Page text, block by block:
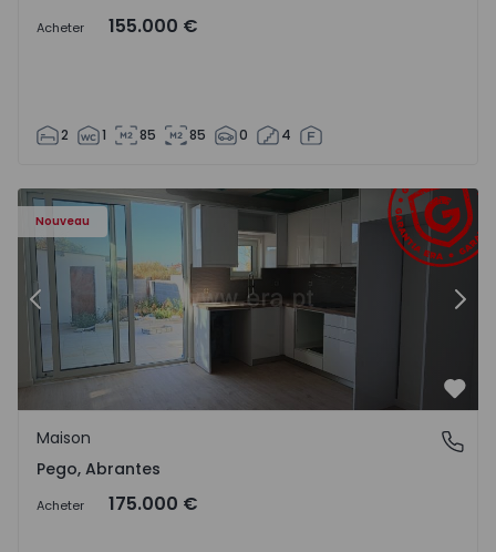
Acheter 155.000 €
2 1 85 85 0 4
Nouveau
Maison T2 Abrantes, Pego - 1575171 - 9
Précédent
Pego, Abrantes
Maison
Pego, Abrantes
Acheter 175.000 €